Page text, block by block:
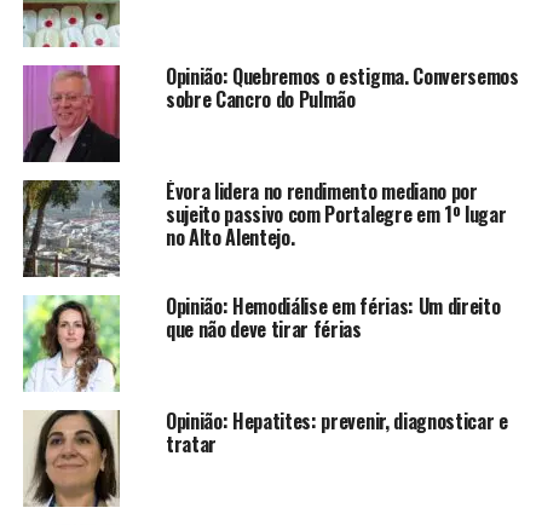
Opinião: Quebremos o estigma. Conversemos
sobre Cancro do Pulmão
Évora lidera no rendimento mediano por
sujeito passivo com Portalegre em 1º lugar
no Alto Alentejo.
Opinião: Hemodiálise em férias: Um direito
que não deve tirar férias
Opinião: Hepatites: prevenir, diagnosticar e
tratar